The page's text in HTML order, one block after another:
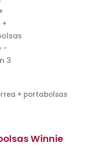
+ portabolsas
Winnie